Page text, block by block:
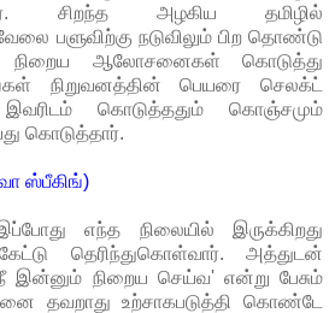
சிறந்த அழகிய தமிழில்
பளுவிற்கு நடுவிலும் பிற தொண்டு
நிறைய ஆலோசனைகள் கொடுத்து
நிறுவனத்தின் பெயரை செலக்ட்
கொடுத்ததும் கொஞ்சமும்
கொடுத்தார்.
ஸ்பீகிங்)
எந்த நிலையில் இருக்கிறது
தெரிந்துகொள்வார். அத்துடன்
நிறைய செய்வ' என்று பேசும்
தவறாது உற்சாகபடுத்தி கொண்டே